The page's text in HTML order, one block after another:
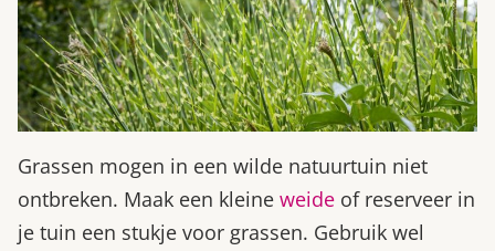
Grassen mogen in een wilde natuurtuin niet
ontbreken. Maak een kleine weide of reserveer in
je tuin een stukje voor grassen. Gebruik wel